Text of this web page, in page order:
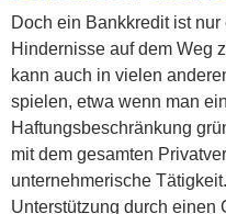
Doch ein Bankkredit ist
Hindernisse auf dem Weg
kann auch in vielen
spielen, etwa wenn man
Haftungsbeschränkung
mit dem gesamten
unternehmerische
Unterstützung durch einen